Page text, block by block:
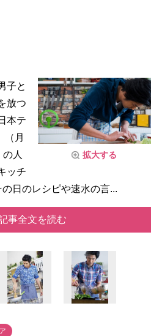
拡大する
子と
放つ
本テ
（月
人
ッチ
日のレシピや速水の言...
事全文を読む